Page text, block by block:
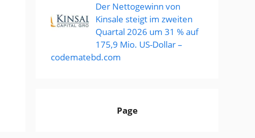
Der Nettogewinn von
Kinsale steigt im zweiten
Quartal 2026 um 31 % auf
175,9 Mio. US-Dollar –
codematebd.com
Page